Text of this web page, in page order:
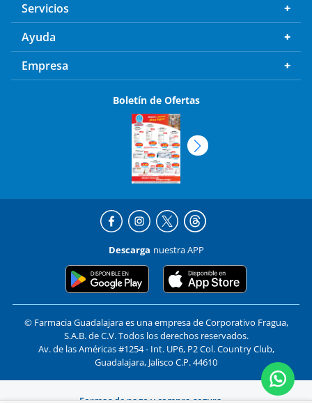
Servicios
Ayuda
Empresa
Boletín de Ofertas
Descarga nuestra APP
© Farmacia Guadalajara es una empresa de Corporativo Fragua,
S.A.B. de C.V. Todos los derechos reservados.
Av. de las Américas #1254 - Int. UP6, P2 Col. Country Club,
Guadalajara, Jalisco C.P. 44610
Formas de pago y compra segura